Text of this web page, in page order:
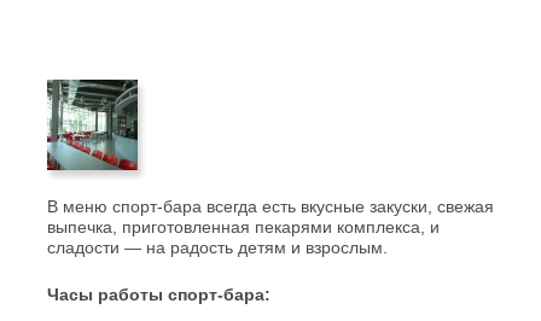
В меню спорт-бара всегда есть вкусные закуски, свежая
выпечка, приготовленная пекарями комплекса, и
сладости — на радость детям и взрослым.
Часы работы спорт-бара: